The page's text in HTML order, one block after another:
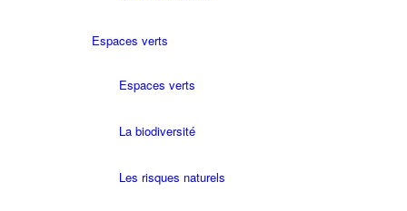
Espaces verts
Espaces verts
La biodiversité
Les risques naturels